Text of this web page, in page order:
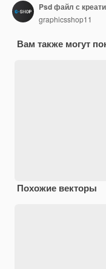
Psd файл с
graphicsshop11
Вам также могут
Похожие векторы